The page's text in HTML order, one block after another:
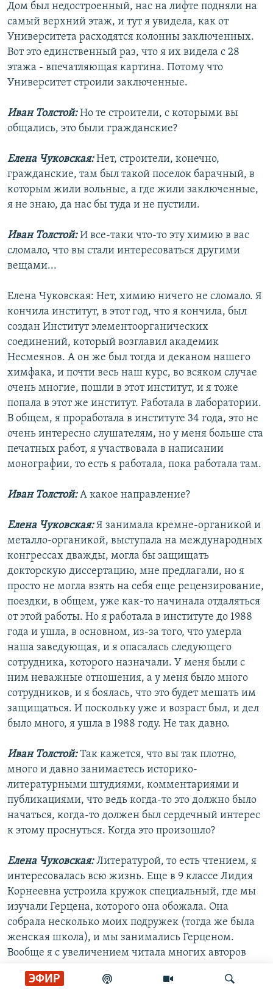
ЭФИР
Дом был недостроенный, нас на лифте подняли на
самый верхний этаж, и тут я увидела, как от
Университета расходятся колонны заключенных.
Вот это единственный раз, что я их видела с 28
этажа - впечатляющая картина. Потому что
Университет строили заключенные.
Иван Толстой:Но те строители, с которыми вы
общались, это были гражданские?
Елена Чуковская:Нет, строители, конечно,
гражданские, там был такой поселок барачный, в
которым жили вольные, а где жили заключенные,
я не знаю, да нас бы туда и не пустили.
Иван Толстой:И все-таки что-то эту химию в вас
сломало, что вы стали интересоваться другими
вещами...
Елена Чуковская: Нет, химию ничего не сломало. Я
кончила институт, в этот год, что я кончила, был
создан Институт элементоорганических
соединений, который возглавил академик
Несмеянов. А он же был тогда и деканом нашего
химфака, и почти весь наш курс, во всяком случае
очень многие, пошли в этот институт, и я тоже
попала в этот же институт. Работала в лаборатории.
В общем, я проработала в институте 34 года, это не
очень интересно слушателям, но у меня больше ста
печатных работ, я участвовала в написании
монографии, то есть я работала, пока работала там.
Иван Толстой:А какое направление?
Елена Чуковская:Я занимала кремне-органикой и
металло-органикой, выступала на международных
конгрессах дважды, могла бы защищать
докторскую диссертацию, мне предлагали, но я
просто не могла взять на себя еще рецензирование,
поездки, в общем, уже как-то начинала отдаляться
от этой работы. Но я работала в институте до 1988
года и ушла, в основном, из-за того, что умерла
наша заведующая, и я опасалась следующего
сотрудника, которого назначали. У меня были с
ним неважные отношения, а у меня было много
сотрудников, и я боялась, что это будет мешать им
защищаться. И поскольку уже и возраст был, и дел
было много, я ушла в 1988 году. Не так давно.
Иван Толстой:Так кажется, что вы так плотно,
много и давно занимаетесь историко-
литературными штудиями, комментариями и
публикациями, что ведь когда-то это должно было
начаться, когда-то должен был сердечный интерес
к этому проснуться. Когда это произошло?
Елена Чуковская:Литературой, то есть чтением, я
интересовалась всю жизнь. Еще в 9 классе Лидия
Корнеевна устроила кружок специальный, где мы
изучали Герцена, которого она обожала. Она
собрала несколько моих подружек (тогда же была
женская школа), и мы занимались Герценом.
Вообще я с увеличением читала многих авторов
впоследствии. Мама плохо видела, поэтому меня
часто сажали читать корректуру. Корней Иванович